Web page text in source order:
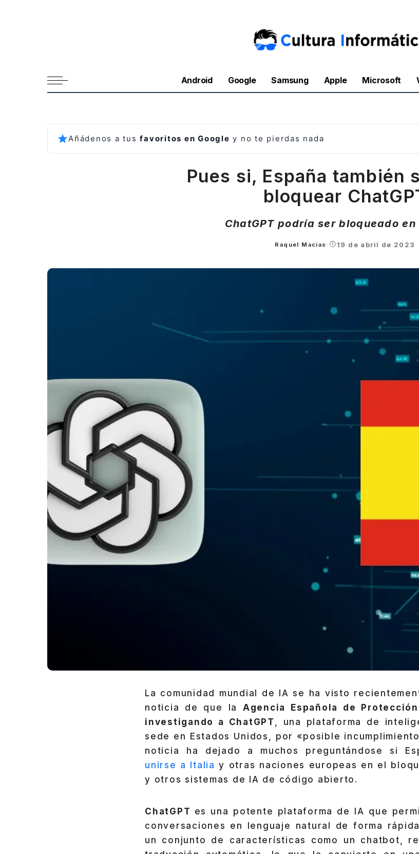
Android Google Samsung Apple Microsoft
Añádenos a tusfavoritos en Google y no te pierdas nada
Pues si, España también
bloquear
ChatGPT podría ser bloqueado en
Posted
Raquel Macias 19 de abril de 2023
La comunidad mundial de IA se ha visto
noticia de que la Agencia Española de
investigando a ChatGPT , una plataforma de
sede en Estados Unidos, por «posible
noticia ha dejado a muchos preguntándose si
unirse a Italia y otras naciones europeas en el
y otros sistemas de IA de código abierto.
ChatGPT es una potente plataforma de IA que
conversaciones en lenguaje natural de forma
un conjunto de características como un chatbot,